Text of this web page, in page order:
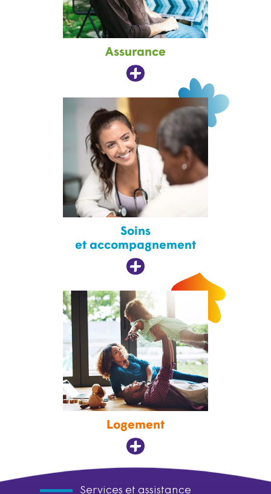
Assurance
Soins
et accompagnement
Logement
Services et assistance